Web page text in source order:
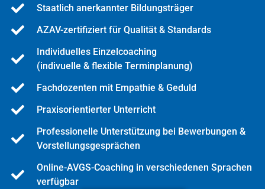
Staatlich anerkannter Bildungsträger
AZAV-zertifiziert für Qualität & Standards
Individuelles Einzelcoaching
(indivuelle & flexible Terminplanung)
Fachdozenten mit Empathie & Geduld
Praxisorientierter Unterricht
Professionelle Unterstützung bei Bewerbungen &
Vorstellungsgesprächen
Online-AVGS-Coaching in verschiedenen Sprachen
verfügbar